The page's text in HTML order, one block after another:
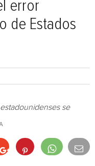
error
de Estados
se